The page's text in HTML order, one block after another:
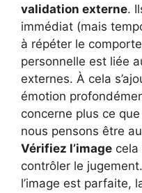
validation externe.
immédiat (mais
à répéter le
personnelle est liée
externes. À cela
émotion
concerne plus ce
nous pensons être
Vérifiez l’image cela
contrôler le
l’image est parfaite,